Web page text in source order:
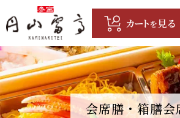
ン
テ
ン
ツ
へ
ス
キ
会席膳・箱膳会